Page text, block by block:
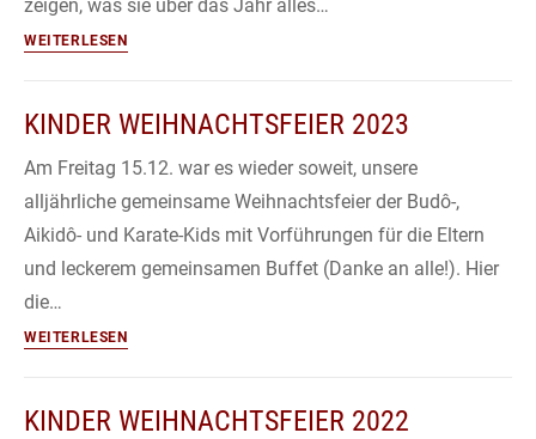
zeigen, was sie über das Jahr alles…
WEITERLESENKinder
KINDER WEIHNACHTSFEIER 2023
Am Freitag 15.12. war es wieder soweit, unsere
alljährliche gemeinsame Weihnachtsfeier der Budô-,
Aikidô- und Karate-Kids mit Vorführungen für die Eltern
und leckerem gemeinsamen Buffet (Danke an alle!). Hier
die…
WEITERLESENKinder
KINDER WEIHNACHTSFEIER 2022